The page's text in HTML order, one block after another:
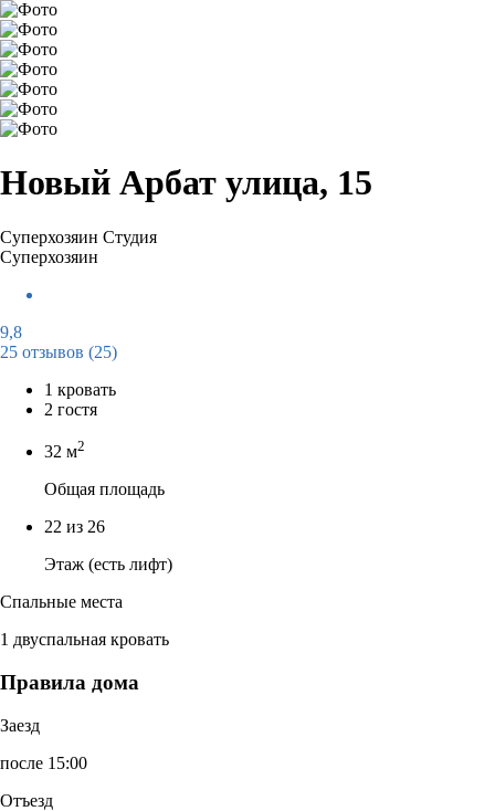
Новый Арбат улица, 15
Суперхозяин Студия
Суперхозяин
9,8
25 отзывов (25)
1 кровать
2 гостя
32 м2
Общая площадь
22 из 26
Этаж (есть лифт)
Спальные места
1 двуспальная кровать
Правила дома
Заезд
после 15:00
Отъезд